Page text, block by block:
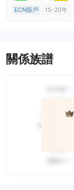
ECN賬戶
15-20年
關係族譜